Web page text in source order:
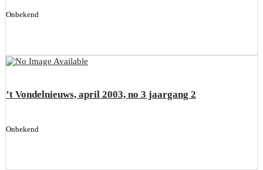
Onbekend
’t Vondelnieuws, april 2003, no 3 jaargang 2
Onbekend